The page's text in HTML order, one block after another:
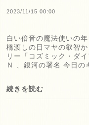
2023/11/15 00:00
白い倍音の魔法使いの
橋渡しの日マヤの叡智
リー「コズミック・ダ
Ｎ 、銀河の署名 今日の
続きを読む